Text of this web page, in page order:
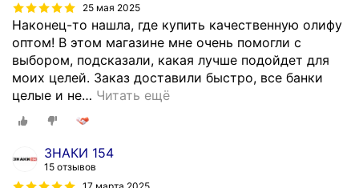
25 мая 2025
Наконец-то нашла, где купить качественную олифу
оптом! В этом магазине мне очень помогли с
выбором, подсказали, какая лучше подойдет для
моих целей. Заказ доставили быстро, все банки
целые и не… Читать ещё
ЗНАКИ 154
15 отзывов